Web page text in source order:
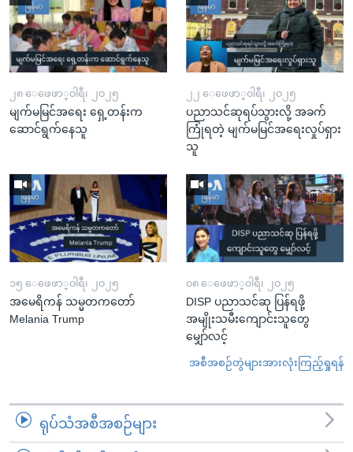
၂၈ ေဖေဖာ္၀ါရီ၊ ၂၀၂၅
မျက်မမြင်အရေး ရှေ့တန်းက
ဆောင်ရွက်နေသူ
၂၂ ေဖေဖာ္၀ါရီ၊ ၂၀၂၅
ပညာသင်ဆုရပ်သွားလို့ အခက်
ကြုံရတဲ့ မျက်မမြင်အရေးလှုပ်ရှား
သူ​​​​​​​
၁၅ ေဖေဖာ္၀ါရီ၊ ၂၀၂၅
အမေရိကန် သမ္မတကတော်
Melania Trump
၀၈ ေဖေဖာ္၀ါရီ၊ ၂၀၂၅
DISP ပညာသင်ဆု ပြန်ရဖို့
အမျိုးသမီးကျောင်းသူတွေ
မျှော်လင့်
အစီအစဉ်တွဲများအားလုံးကြည့်ရှုရန်
ရုပ်သံအစီအစဉ်များ